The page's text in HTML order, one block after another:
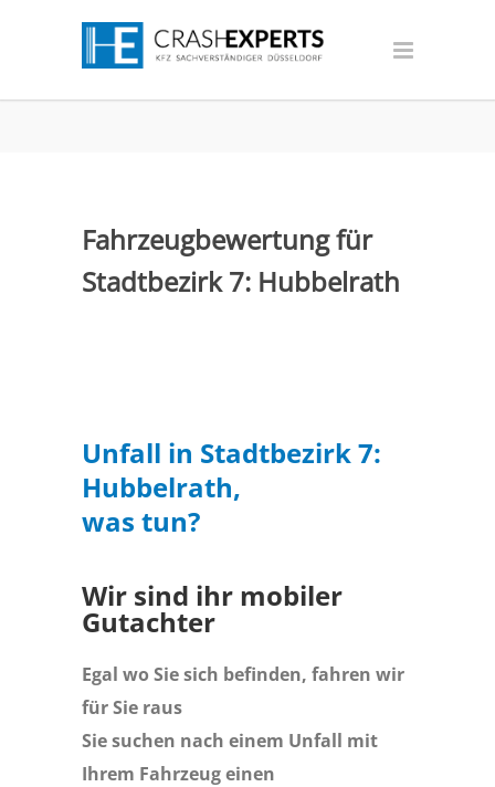
Fahrzeugbewertung für
Stadtbezirk 7: Hubbelrath
Unfall in Stadtbezirk 7:
Hubbelrath,
was tun?
Wir sind ihr mobiler
Gutachter
Egal wo Sie sich befinden, fahren wir
für Sie raus
Sie suchen nach einem Unfall mit
Ihrem Fahrzeug einen